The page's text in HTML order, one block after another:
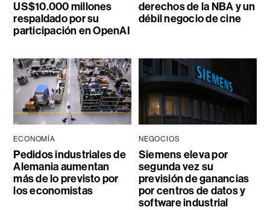
US$10.000 millones
respaldado por su
participación en OpenAI
derechos de la NBA y un
débil negocio de cine
ECONOMÍA
Pedidos industriales de
Alemania aumentan
más de lo previsto por
los economistas
NEGOCIOS
Siemens eleva por
segunda vez su
previsión de ganancias
por centros de datos y
software industrial